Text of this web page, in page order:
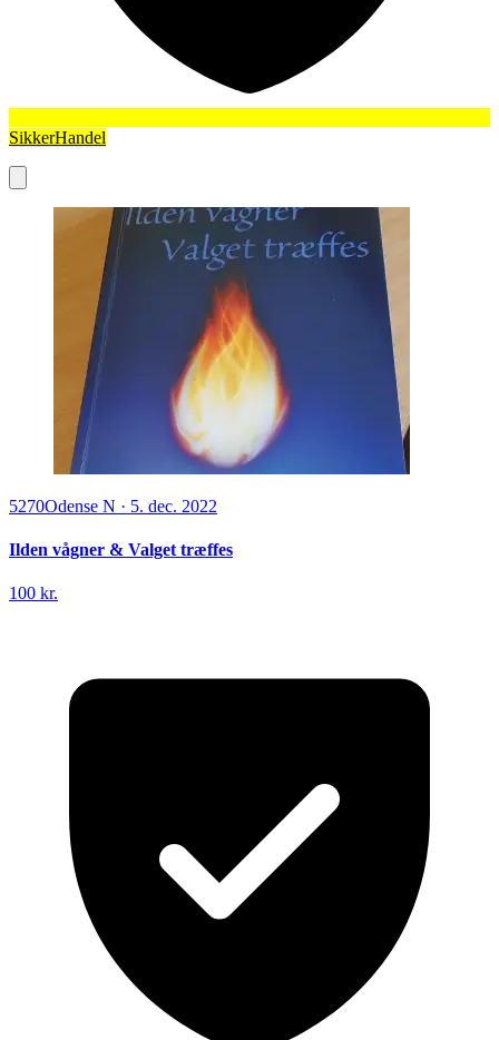
SikkerHandel
5270Odense N · 5. dec. 2022
Ilden vågner & Valget træffes
100 kr.